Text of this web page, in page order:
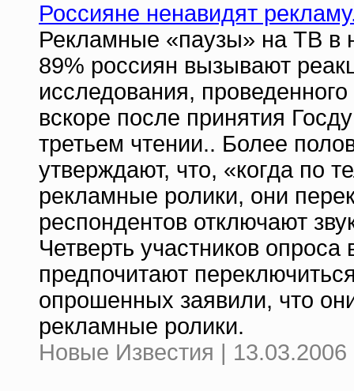
Россияне ненавидят
Рекламные «паузы» на ТВ
89% россиян вызывают
исследования,
вскоре после принятия
третьем чтении.. Более
утверждают, что, «когда по
рекламные ролики, они
респондентов отключают
Четверть участников
предпочитают
опрошенных заявили, что
рекламные ролики.
Новые Известия | 13.03.2006